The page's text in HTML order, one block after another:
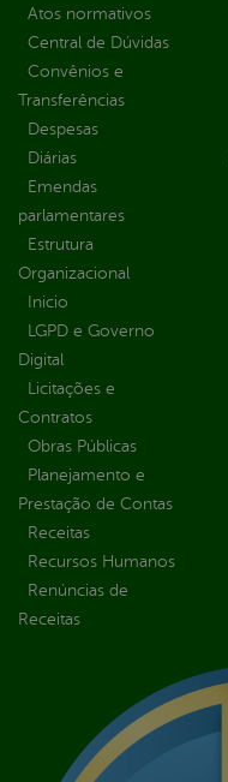
Atos normativos
Central de Dúvidas
Convênios e
Transferências
Despesas
Diárias
Emendas
parlamentares
Estrutura
Organizacional
Inicio
LGPD e Governo
Digital
Licitações e
Contratos
Obras Públicas
Planejamento e
Prestação de Contas
Receitas
Recursos Humanos
Renúncias de
Receitas